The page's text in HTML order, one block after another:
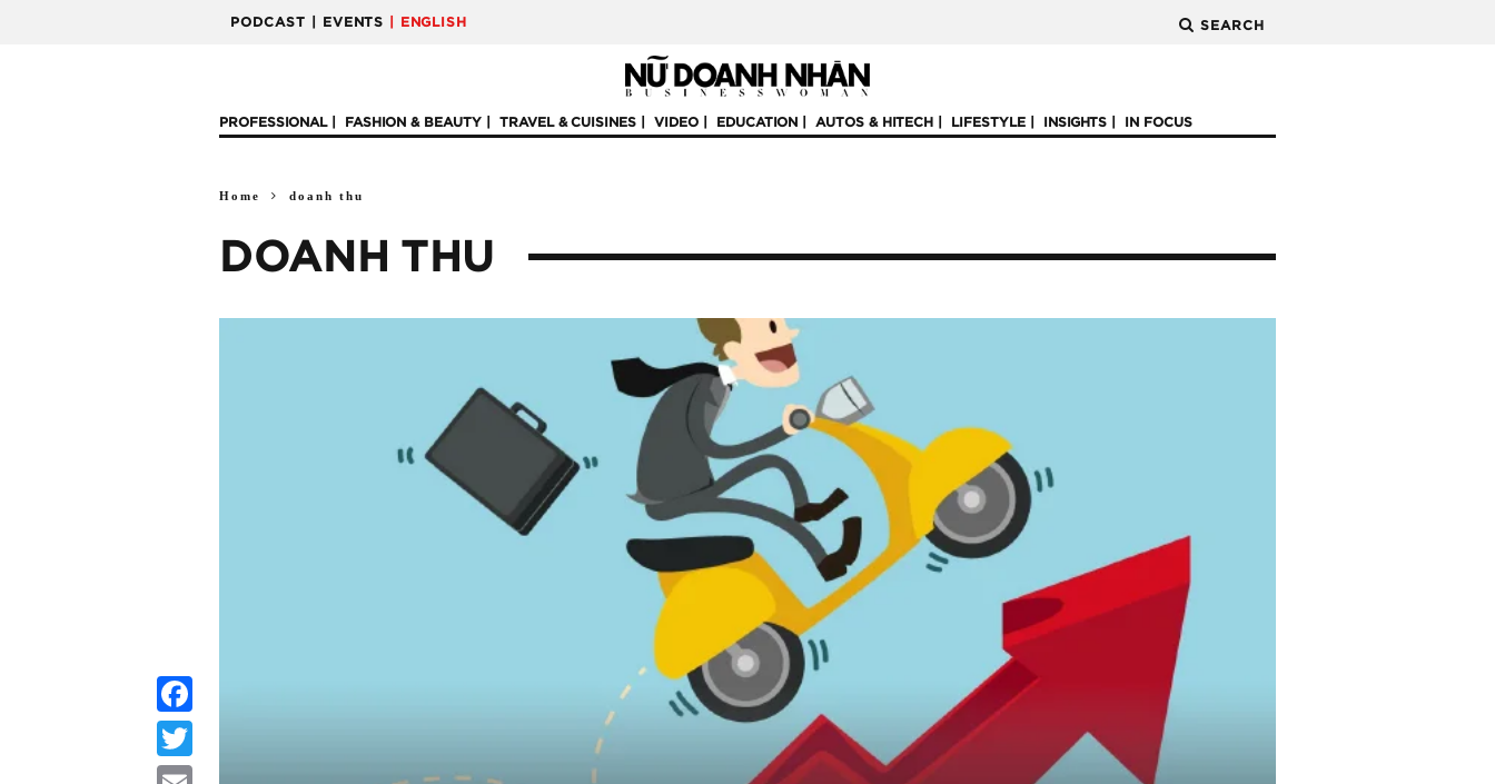
PODCAST | EVENTS | ENGLISH SEARCH
PROFESSIONAL FASHION & BEAUTY TRAVEL & CUISINES VIDEO EDUCATION AUTOS & HITECH LIFESTYLE INSIGHTS IN FOCUS
Home doanh thu
DOANH THU
Facebook
Twitter